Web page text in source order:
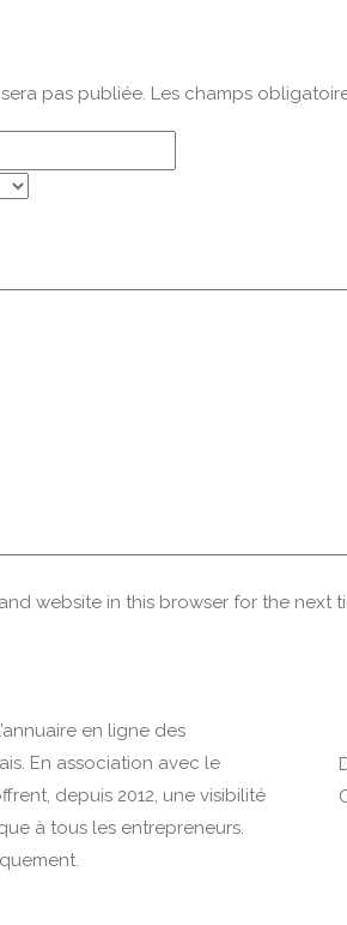
pas publiée. Les champs
website in this browser for the next
en ligne des
En association avec le
depuis 2012, une visibilité
à tous les entrepreneurs.